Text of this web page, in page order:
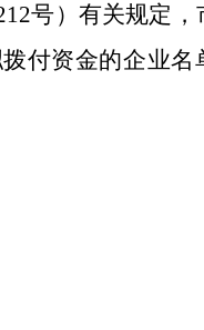
号）有关规定，
付资金的企业名